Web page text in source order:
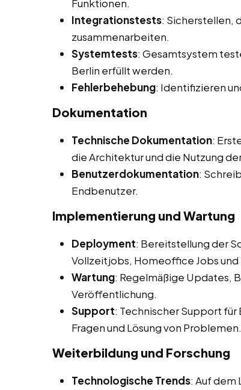
Funktionen.
Integrationstests: Sicherstellen,
zusammenarbeiten.
Systemtests: Gesamtsystem
Berlin erfüllt werden.
Fehlerbehebung: Identifizieren
Dokumentation
Technische Dokumentation:
die Architektur und die Nutzung
Benutzerdokumentation:
Endbenutzer.
Implementierung und Wartung
Deployment: Bereitstellung der
Vollzeitjobs, Homeoffice Jobs und
Wartung: Regelmäßige Updates,
Veröffentlichung.
Support: Technischer Support
Fragen und Lösung von Problemen.
Weiterbildung und Forschung
Technologische Trends: Auf dem